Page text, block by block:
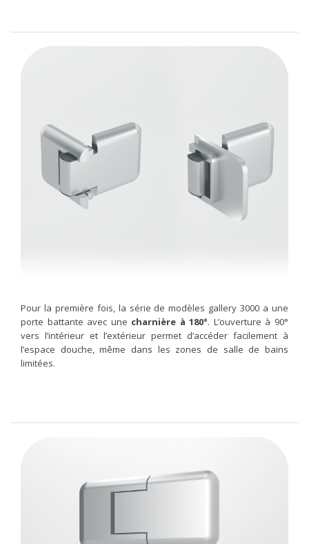
Pour la première fois, la série de modèles gallery 3000 a une
porte battante avec une charnière à 180°. L’ouverture à 90°
vers l’intérieur et l’extérieur permet d’accéder facilement à
l’espace douche, même dans les zones de salle de bains
limitées.